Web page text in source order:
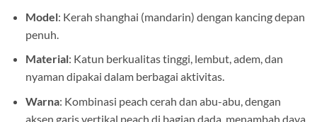
Model: Kerah shanghai (mandarin) dengan kancing depan
penuh.
Material: Katun berkualitas tinggi, lembut, adem, dan
nyaman dipakai dalam berbagai aktivitas.
Warna: Kombinasi peach cerah dan abu-abu, dengan
aksen garis vertikal peach di bagian dada, menambah daya